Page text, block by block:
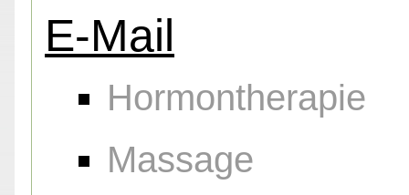
E-Mail
Hormontherapie
Massage